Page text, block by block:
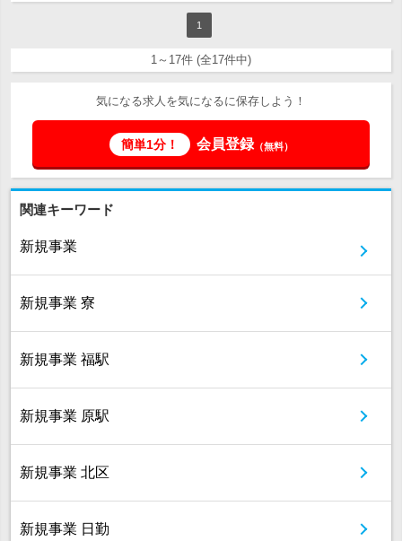
1
1～17件 (全17件中)
気になる求人を気になるに保存しよう！
簡単1分！ 会員登録（無料）
関連キーワード
新規事業
新規事業 寮
新規事業 福駅
新規事業 原駅
新規事業 北区
新規事業 日勤